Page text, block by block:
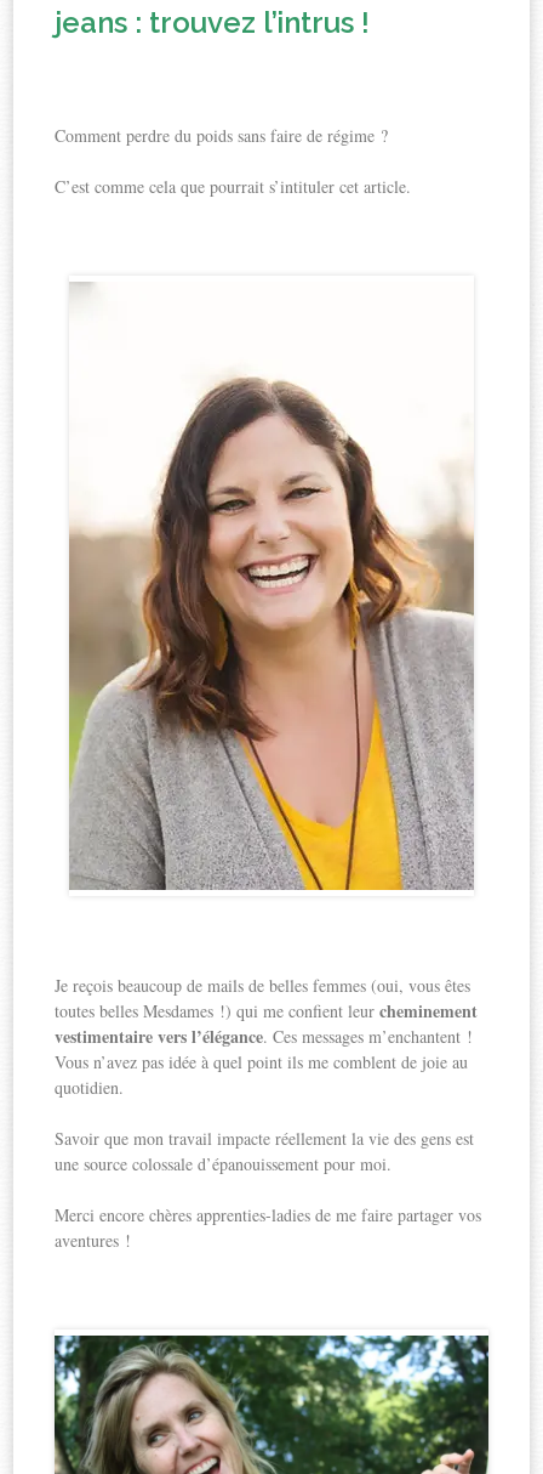
jeans : trouvez l’intrus !
Comment perdre du poids sans faire de régime ?
C’est comme cela que pourrait s’intituler cet article.
Je reçois beaucoup de mails de belles femmes (oui, vous êtes
toutes belles Mesdames !) qui me confient leurcheminement
vestimentaire vers l’élégance. Ces messages m’enchantent !
Vous n’avez pas idée à quel point ils me comblent de joie au
quotidien.
Savoir que mon travail impacte réellement la vie des gens est
une source colossale d’épanouissement pour moi.
Merci encore chères apprenties-ladies de me faire partager vos
aventures !